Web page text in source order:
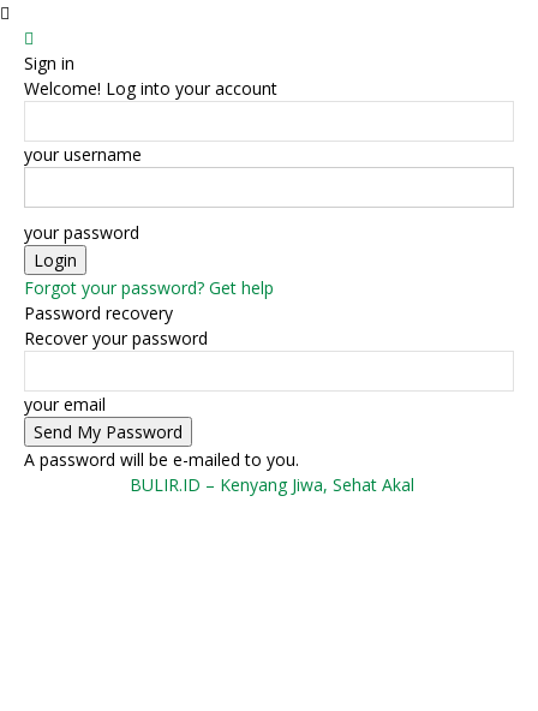
Sign in
Welcome! Log into your account
your username
your password
Forgot your password? Get help
Password recovery
Recover your password
your email
A password will be e-mailed to you.
BULIR.ID – Kenyang Jiwa, Sehat Akal